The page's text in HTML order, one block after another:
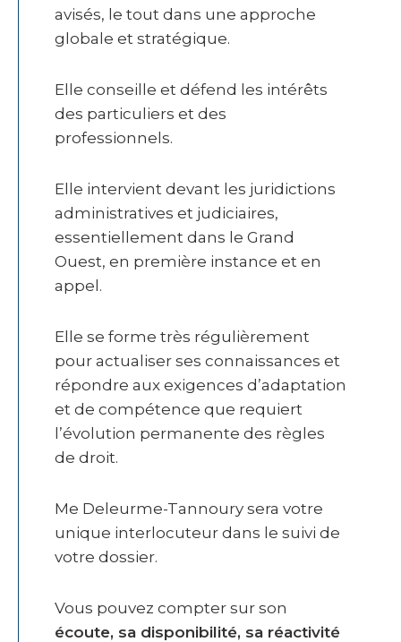
avisés, le tout dans une approche
globale et stratégique.
Elle conseille et défend les intérêts
des particuliers et des
professionnels.
Elle intervient devant les juridictions
administratives et judiciaires,
essentiellement dans le Grand
Ouest, en première instance et en
appel.
Elle se forme très régulièrement
pour actualiser ses connaissances et
répondre aux exigences d’adaptation
et de compétence que requiert
l’évolution permanente des règles
de droit.
Me Deleurme-Tannoury sera votre
unique interlocuteur dans le suivi de
votre dossier.
Vous pouvez compter sur son
écoute, sa disponibilité, sa réactivité